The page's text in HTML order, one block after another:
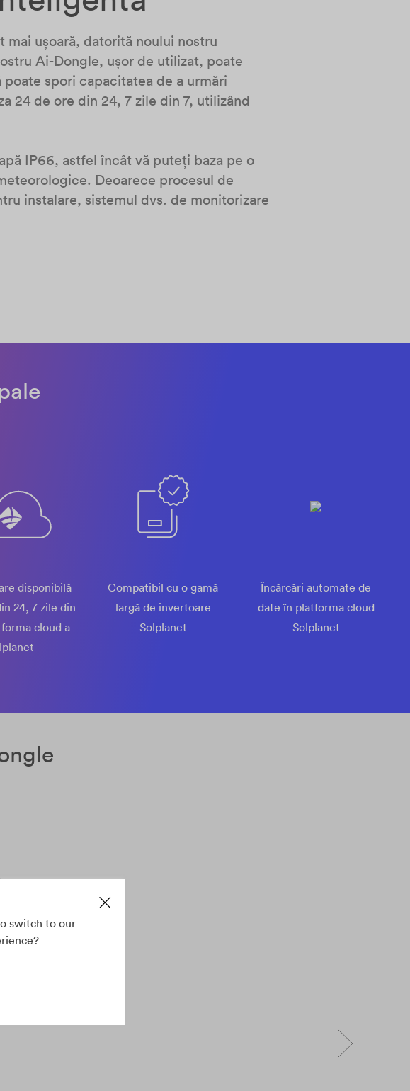
ușoară, datorită noului nostru
Ai-Dongle, ușor de utilizat, poate
spori capacitatea de a urmări
24 de ore din 24, 7 zile din 7, utilizând
IP66, astfel încât vă puteți baza pe o
Deoarece procesul de
instalare, sistemul dvs. de monitorizare
disponibilă
24, 7 zile din
cloud a
Compatibil cu o gamă
largă de invertoare
Solplanet
Încărcări automate de
date în platforma cloud
Solplanet
switch to our